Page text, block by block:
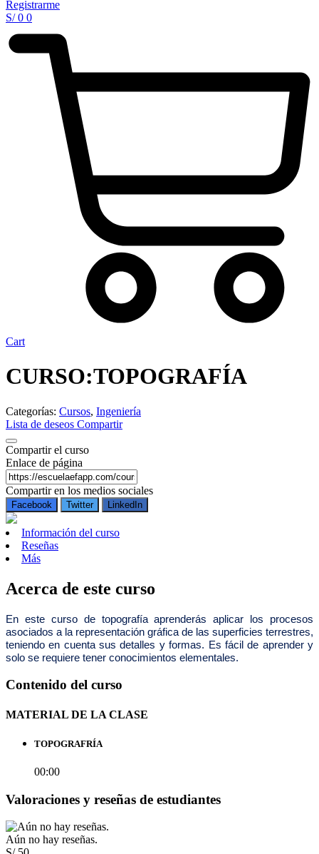
Registrarme
S/0 0
Cart
CURSO:TOPOGRAFÍA
Categorías: Cursos, Ingeniería
Lista de deseos Compartir
Compartir el curso
Enlace de página
Compartir en los medios sociales
Facebook Twitter LinkedIn
Información del curso
Reseñas
Más
Acerca de este curso
En este curso de topografía aprenderás aplicar los procesos
asociados a la representación gráfica de las superficies terrestres,
teniendo en cuenta sus detalles y formas. Es fácil de aprender y
solo se requiere tener conocimientos elementales.
Contenido del curso
MATERIAL DE LA CLASE
TOPOGRAFRÍA
00:00
Valoraciones y reseñas de estudiantes
Aún no hay reseñas.